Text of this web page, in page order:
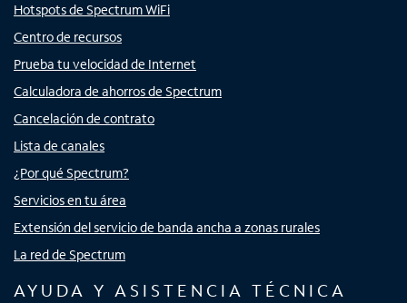
Hotspots de Spectrum WiFi
Centro de recursos
Prueba tu velocidad de Internet
Calculadora de ahorros de Spectrum
Cancelación de contrato
Lista de canales
¿Por qué Spectrum?
Servicios en tu área
Extensión del servicio de banda ancha a zonas rurales
La red de Spectrum
AYUDA Y ASISTENCIA TÉCNICA